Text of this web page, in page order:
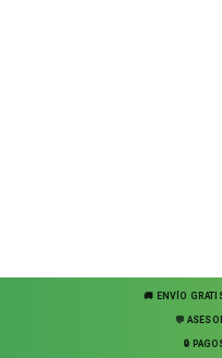
🚚 ENVÍO
💬
🔒